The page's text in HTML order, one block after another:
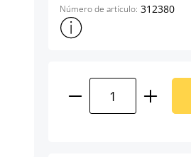
Número de artículo: 312380
Mostrar más información
Cantidad del